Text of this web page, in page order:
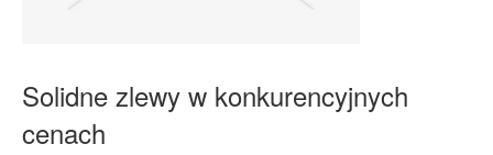
Solidne zlewy w konkurencyjnych
cenach